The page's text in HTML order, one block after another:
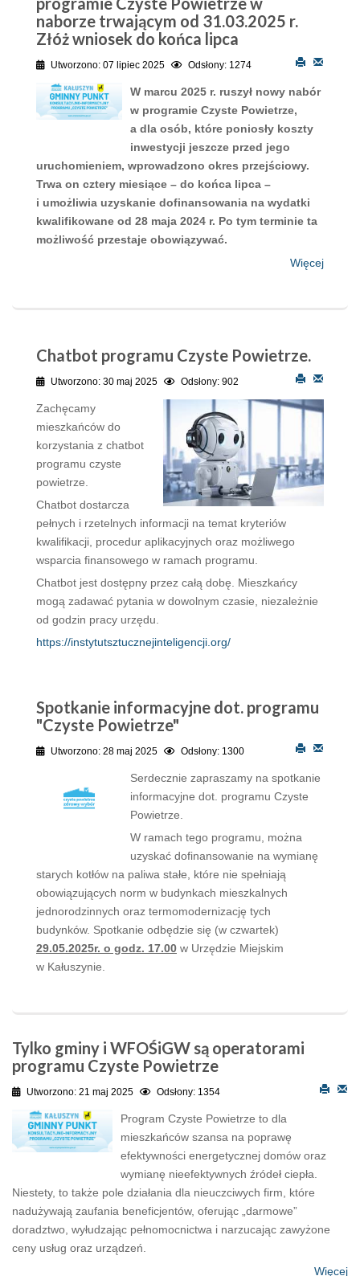
naborze trwającym od 31.03.2025 r.
Złóż wniosek do końca lipca
Utworzono: 07 lipiec 2025 Odsłony: 1274
W marcu 2025 r. ruszył nowy nabór
w programie Czyste Powietrze,
a dla osób, które poniosły koszty
inwestycji jeszcze przed jego
uruchomieniem, wprowadzono okres przejściowy.
Trwa on cztery miesiące – do końca lipca –
i umożliwia uzyskanie dofinansowania na wydatki
kwalifikowane od 28 maja 2024 r. Po tym terminie ta
możliwość przestaje obowiązywać.
Więcej
Chatbot programu Czyste Powietrze.
Utworzono: 30 maj 2025 Odsłony: 902
Zachęcamy
mieszkańców do
korzystania z chatbot
programu czyste
powietrze.
Chatbot dostarcza
pełnych i rzetelnych informacji na temat kryteriów
kwalifikacji, procedur aplikacyjnych oraz możliwego
wsparcia finansowego w ramach programu.
Chatbot jest dostępny przez całą dobę. Mieszkańcy
mogą zadawać pytania w dowolnym czasie, niezależnie
od godzin pracy urzędu.
https://instytutsztucznejinteligencji.org/
Spotkanie informacyjne dot. programu
"Czyste Powietrze"
Utworzono: 28 maj 2025 Odsłony: 1300
Serdecznie zapraszamy na spotkanie
informacyjne dot. programu Czyste
Powietrze.
W ramach tego programu, można
uzyskać dofinansowanie na wymianę
starych kotłów na paliwa stałe, które nie spełniają
obowiązujących norm w budynkach mieszkalnych
jednorodzinnych oraz termomodernizację tych
budynków. Spotkanie odbędzie się (w czwartek)
29.05.2025r. o godz. 17.00 w Urzędzie Miejskim
w Kałuszynie.
Tylko gminy i WFOŚiGW są operatorami
programu Czyste Powietrze
Utworzono: 21 maj 2025 Odsłony: 1354
Program Czyste Powietrze to dla
mieszkańców szansa na poprawę
efektywności energetycznej domów oraz
wymianę nieefektywnych źródeł ciepła.
Niestety, to także pole działania dla nieuczciwych firm, które
nadużywają zaufania beneficjentów, oferując „darmowe”
doradztwo, wyłudzając pełnomocnictwa i narzucając zawyżone
ceny usług oraz urządzeń.
Więcej